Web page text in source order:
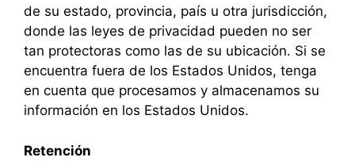
de su estado, provincia, país u otra jurisdicción,
donde las leyes de privacidad pueden no ser
tan protectoras como las de su ubicación. Si se
encuentra fuera de los Estados Unidos, tenga
en cuenta que procesamos y almacenamos su
información en los Estados Unidos.
Retención